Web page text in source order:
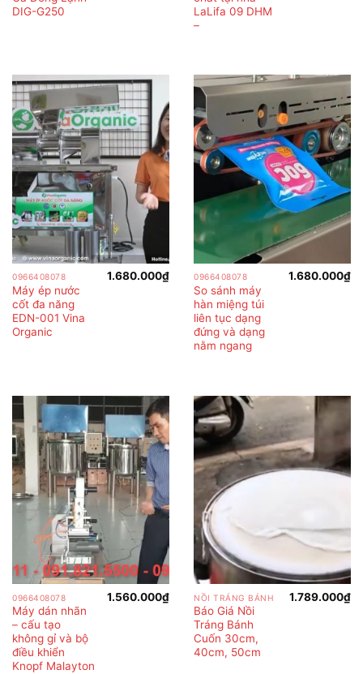
DIG-G250
LaLifa 09 DHM
–
0966408078
Máy ép nước
cốt đa năng
EDN-001 Vina
Organic
1.680.000₫ 0966408078
So sánh máy
hàn miệng túi
liên tục dạng
đứng và dạng
nằm ngang
1.680.000₫
0966408078
Máy dán nhãn
– cấu tạo
không gỉ và bộ
điều khiển
Knopf Malayton
1.560.000₫ NỒI TRÁNG BÁNH
Báo Giá Nồi
Tráng Bánh
Cuốn 30cm,
40cm, 50cm
1.789.000₫